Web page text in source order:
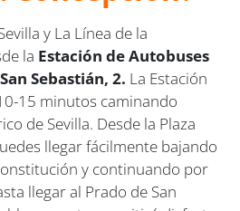
y La Línea de la
la Estación de Autobuses
Sebastián, 2. La Estación
15 minutos caminando
de Sevilla. Desde la Plaza
llegar fácilmente bajando
y continuando por
llegar al Prado de San